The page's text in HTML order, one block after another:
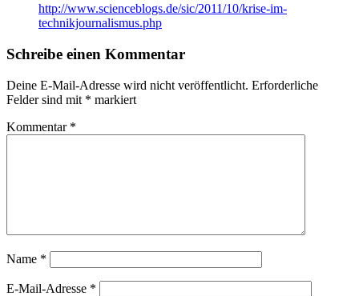
http://www.scienceblogs.de/sic/2011/10/krise-im-
technikjournalismus.php
Schreibe einen Kommentar
Deine E-Mail-Adresse wird nicht veröffentlicht. Erforderliche
Felder sind mit * markiert
Kommentar *
Name *
E-Mail-Adresse *